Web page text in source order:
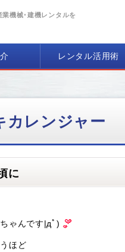
機械･建機レンタルを
レンタル活用術
カレンジャー
に
ゃんです|дﾟ)
ほど